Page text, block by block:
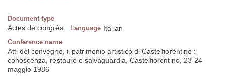
Document type
Actes de congrès Language Italian
Conference name
Atti del convegno, il patrimonio artistico di Castelfiorentino :
conoscenza, restauro e salvaguardia, Castelfiorentino, 23-24
maggio 1986